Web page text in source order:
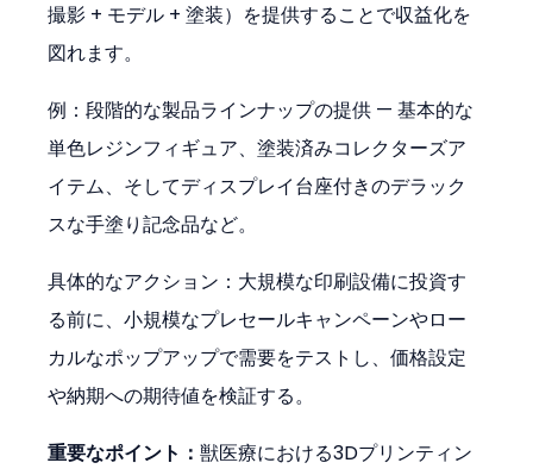
撮影 + モデル + 塗装）を提供することで収益化を
図れます。
例：段階的な製品ラインナップの提供 — 基本的な
単色レジンフィギュア、塗装済みコレクターズア
イテム、そしてディスプレイ台座付きのデラック
スな手塗り記念品など。
具体的なアクション：大規模な印刷設備に投資す
る前に、小規模なプレセールキャンペーンやロー
カルなポップアップで需要をテストし、価格設定
や納期への期待値を検証する。
重要なポイント：獣医療における3Dプリンティン